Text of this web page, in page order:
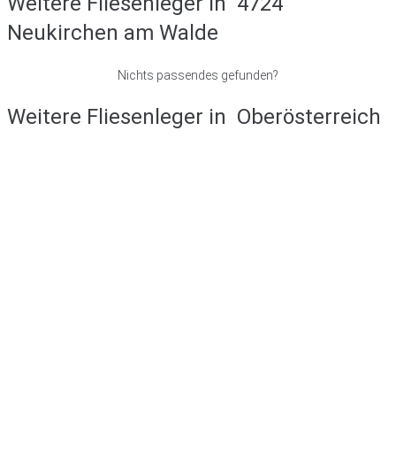
Neukirchen am Walde
Nichts passendes gefunden?
Weitere Fliesenleger in Oberösterreich